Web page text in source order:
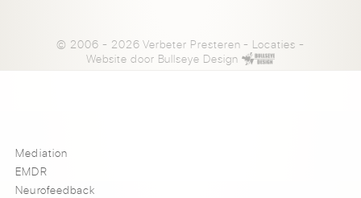
© 2006 - 2026 Verbeter Presteren - Locaties -
Website door Bullseye Design
Mediation
EMDR
Neurofeedback